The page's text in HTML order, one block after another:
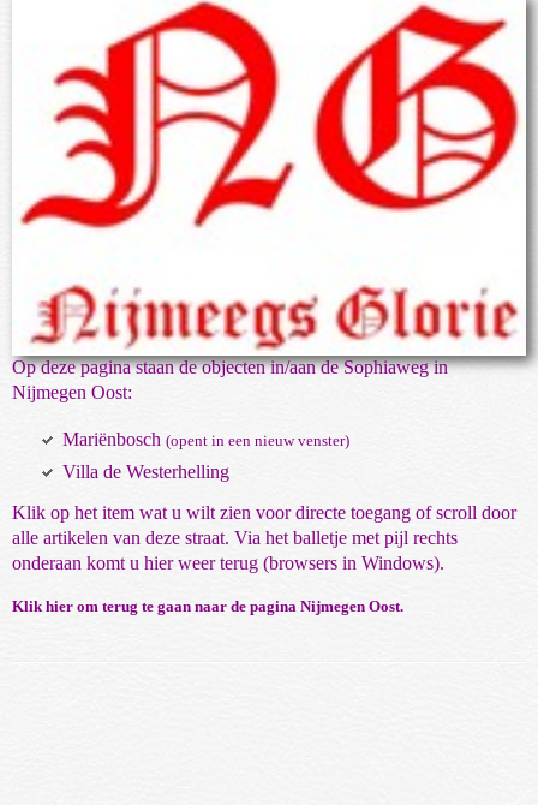
Op deze pagina staan de objecten in/aan de Sophiaweg in
Nijmegen Oost:
Mariënbosch (opent in een nieuw venster)
Villa de Westerhelling
Klik op het item wat u wilt zien voor directe toegang of scroll door
alle artikelen van deze straat. Via het balletje met pijl rechts
onderaan komt u hier weer terug (browsers in Windows).
Klik hier om terug te gaan naar de pagina Nijmegen Oost.